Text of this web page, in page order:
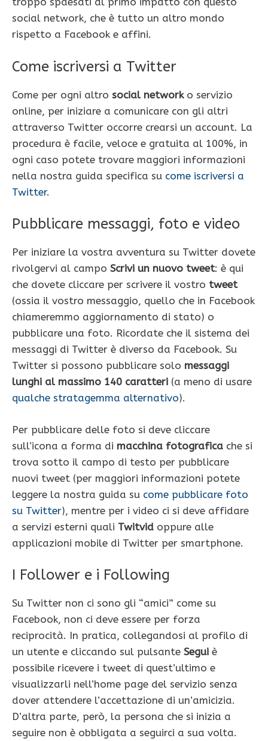
social network, che è tutto un altro mondo
rispetto a Facebook e affini.
Come iscriversi a Twitter
Come per ogni altro social networko servizio
online, per iniziare a comunicare con gli altri
attraverso Twitter occorre crearsi un account. La
procedura è facile, veloce e gratuita al 100%, in
ogni caso potete trovare maggiori informazioni
nella nostra guida specifica su come iscriversi a
Twitter.
Pubblicare messaggi, foto e video
Per iniziare la vostra avventura su Twitter dovete
rivolgervi al campo Scrivi un nuovo tweet: è qui
che dovete cliccare per scrivere il vostro tweet
(ossia il vostro messaggio, quello che in Facebook
chiameremmo aggiornamento di stato) o
pubblicare una foto. Ricordate che il sistema dei
messaggi di Twitter è diverso da Facebook. Su
Twitter si possono pubblicare solo messaggi
lunghi al massimo 140 caratteri (a meno di usare
qualche stratagemma alternativo).
Per pubblicare delle foto si deve cliccare
sull’icona a forma di macchina fotografica che si
trova sotto il campo di testo per pubblicare
nuovi tweet (per maggiori informazioni potete
leggere la nostra guida su come pubblicare foto
su Twitter), mentre per i video ci si deve affidare
a servizi esterni quali Twitvid oppure alle
applicazioni mobile di Twitter per smartphone.
I Follower e i Following
Su Twitter non ci sono gli “amici” come su
Facebook, non ci deve essere per forza
reciprocità. In pratica, collegandosi al profilo di
un utente e cliccando sul pulsante Segui è
possibile ricevere i tweet di quest’ultimo e
visualizzarli nell’home page del servizio senza
dover attendere l’accettazione di un’amicizia.
D’altra parte, però, la persona che si inizia a
seguire non è obbligata a seguirci a sua volta.